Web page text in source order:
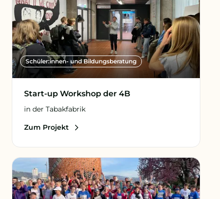
Schüler:innen- und Bildungsberatung
Start-up Workshop der 4B
in der Tabakfabrik
Zum Projekt